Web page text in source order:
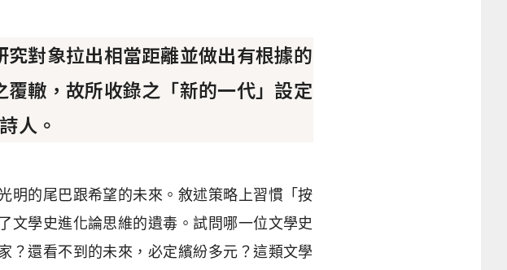
對象拉出相當距離並做出有根據的
轍，故所收錄之「新的一代」設定
人。
明的尾巴跟希望的未來。敘述策略上習慣「按
文學史進化論思維的遺毒。試問哪一位文學史
？還看不到的未來，必定繽紛多元？這類文學